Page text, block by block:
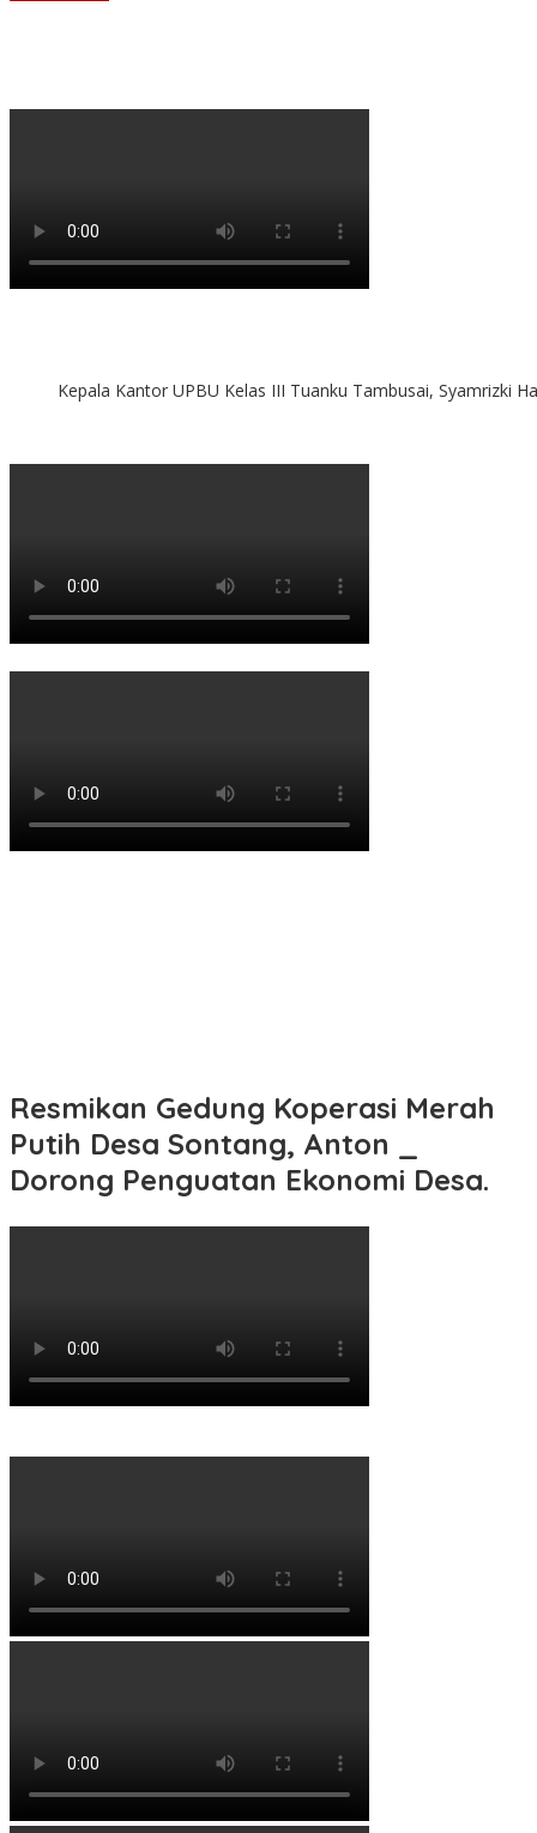
Kepala Kantor UPBU Kelas III Tuanku Tambusai, Syamrizki
Resmikan Gedung Koperasi Merah
Putih Desa Sontang, Anton _
Dorong Penguatan Ekonomi Desa.